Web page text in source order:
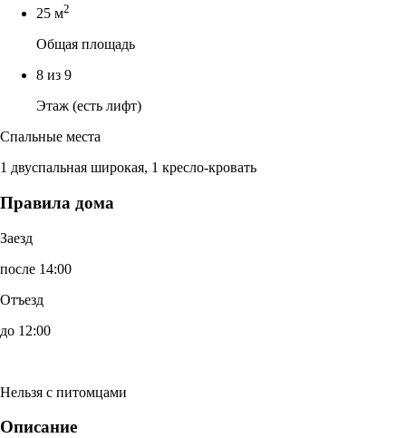
25 м2
Общая площадь
8 из 9
Этаж (есть лифт)
Спальные места
1 двуспальная широкая, 1 кресло-кровать
Правила дома
Заезд
после 14:00
Отъезд
до 12:00
Нельзя с питомцами
Описание